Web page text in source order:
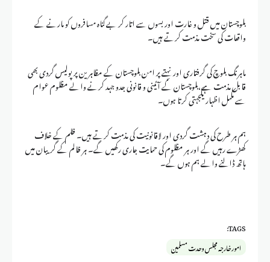
بلوچستان میں قتل و غارت اور بسوں سے اتار کر بے گناہ مسافروں کو مارنے کے
واقعات کی سخت مذمت کرتے ہیں۔
ماہرنگ بلوچ کی گرفتاری اور نہتے پر امن بلوچستان کے مظاہر ین پر پولیس گردی بھی
قابل مذمت ہے،بلوچستان کے آئینی و قانونی جدو جہد کرنے والے مظلوم عوام
سے مکمل اظہاریکجہتی کرتا ہوں۔
ہم ہر طرح کی دہشت گردی اور لاقانونیت کی مذمت کرتے ہیں۔ ظلم کے خلاف
کھڑے رہیں گے اور ہر مظلوم کی حمایت جاری رکھیں گے۔ ہر ظالم کے گریبان میں
ہاتھ ڈالنے والے ہم ہوں گے۔
TAGS:
امور خارجہ مجلس وحدت مسلمین